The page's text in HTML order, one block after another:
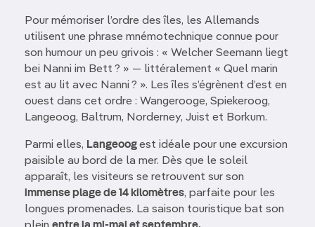
Pour mémoriser l’ordre des îles, les Allemands
utilisent une phrase mnémotechnique connue pour
son humour un peu grivois : « Welcher Seemann liegt
bei Nanni im Bett ? » — littéralement « Quel marin
est au lit avec Nanni ? ». Les îles s’égrènent d’est en
ouest dans cet ordre : Wangerooge, Spiekeroog,
Langeoog, Baltrum, Norderney, Juist et Borkum.
Parmi elles, Langeoogest idéale pour une excursion
paisible au bord de la mer. Dès que le soleil
apparaît, les visiteurs se retrouvent sur son
immense plage de 14 kilomètres, parfaite pour les
longues promenades. La saison touristique bat son